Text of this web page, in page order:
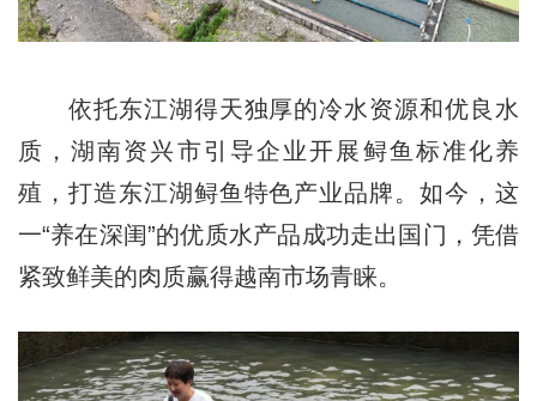
依托东江湖得天独厚的冷水资源和优良水
质，湖南资兴市引导企业开展鲟鱼标准化养
殖，打造东江湖鲟鱼特色产业品牌。如今，这
一“养在深闺”的优质水产品成功走出国门，凭借
紧致鲜美的肉质赢得越南市场青睐。